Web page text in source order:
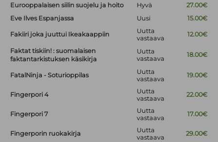
Eurooppalaisen siilin suojelu ja hoito Hyvä
27.00€
Eve Ilves Espanjassa
Uusi 15.00€
Fakiiri joka juuttui Ikeakaappiin
Uutta
vastaava
12.00€
Faktat tiskiin! : suomalaisen
faktantarkistuksen käsikirja
Uutta
vastaava
18.00€
FatalNinja - Soturioppilas
Uutta
vastaava
19.00€
Fingerpori 4
Uutta
vastaava
22.00€
Fingerpori 7
Uutta
vastaava
17.00€
Fingerporin ruokakirja
Uutta
vastaava
29.00€